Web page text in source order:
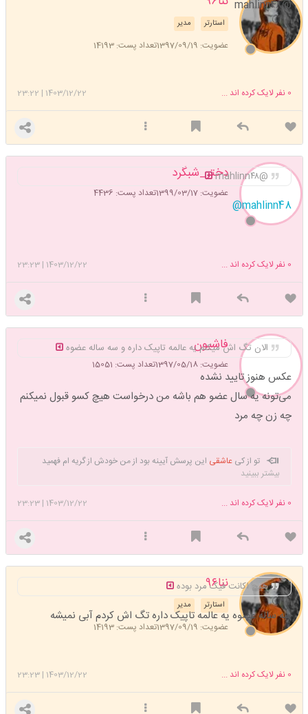
مدیر استارتر
عضویت: 1397/09/19 تعداد پست: 14193
@mahlinn۴۸
1403/12/22
|
23:22 0 نفر لایک کرده اند ...
دختر_شبگرد
عضویت: 1399/03/17 تعداد پست: 4436
@mahlinn۴۸
@mahlinn48
1403/12/22
|
23:23 0 نفر لایک کرده اند ...
فاشیون
عضویت: 1397/05/18 تعداد پست: 15051
الان تگ اش میکنم یه عالمه تاپیک داره و سه ساله عضوه
عکس هنوز تایید نشده
می‌تونه یه سال عضو هم باشه من درخواست هیچ کسو قبول نمیکنم
چه زن چه مرد
تو از کی عاشقی این پرسش آیینه بود از من خودش از گریه ام فهمید
مدت هاست مدت هاست🥀🍃التماس دعا برای دلهای بی قرار🤍
بیشتر ببینید
1403/12/22
|
23:23 0 نفر لایک کرده اند ...
ننا۹۶
مدیر استارتر
عضویت: 1397/09/19 تعداد پست: 14193
هیچ اکانت فیک مرد بوده
سه ساله عضوه یه عالمه تاپیک داره تگ اش کردم آبی نمیشه
1403/12/22
|
23:23 0 نفر لایک کرده اند ...